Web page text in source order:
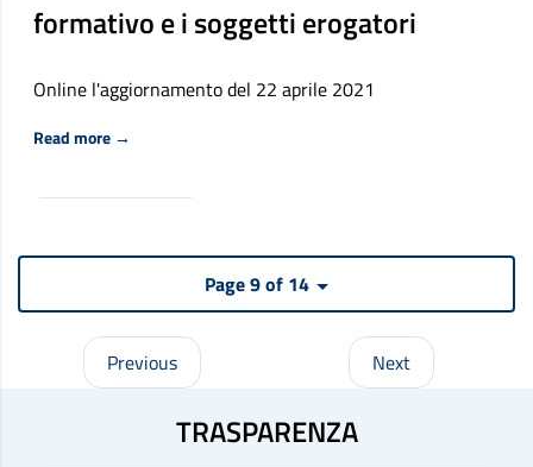
formativo e i soggetti erogatori
Online l'aggiornamento del 22 aprile 2021
Read more →
Page 9 of 14
Previous Next
TRASPARENZA